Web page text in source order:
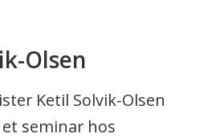
Olsen
Ketil Solvik-Olsen
seminar hos